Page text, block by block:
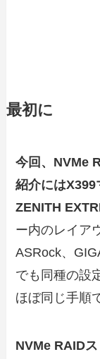
最初に
今回、NVMe
紹介には
ZENITH
ー内のレイア
ASRock、
でも同種の設
ほぼ同じ手順
NVMe RAID